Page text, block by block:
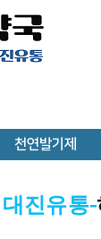
천연발기제
대진유통-